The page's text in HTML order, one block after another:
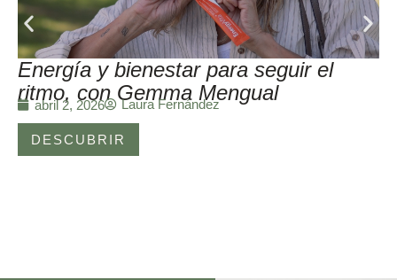
Energía y bienestar para seguir el
ritmo, con Gemma Mengual
abril 2, 2026 Laura Fernández
DESCUBRIR